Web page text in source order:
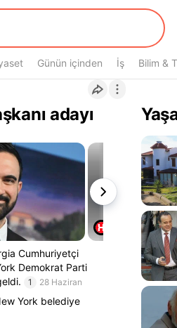
Günün içinden İş Bilim &
adayı
Cumhuriyetçi
Demokrat Parti
1 28 Haziran
York belediye